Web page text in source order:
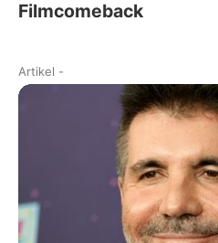
Filmcomeback
Artikel -